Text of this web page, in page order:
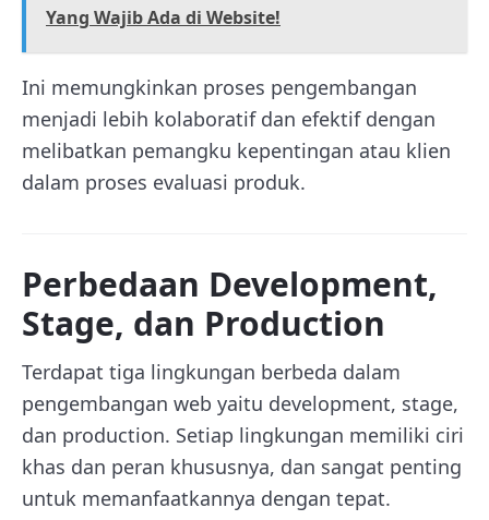
Yang Wajib Ada di Website!
Ini memungkinkan proses pengembangan
menjadi lebih kolaboratif dan efektif dengan
melibatkan pemangku kepentingan atau klien
dalam proses evaluasi produk.
Perbedaan Development,
Stage, dan Production
Terdapat tiga lingkungan berbeda dalam
pengembangan web yaitu development, stage,
dan production. Setiap lingkungan memiliki ciri
khas dan peran khususnya, dan sangat penting
untuk memanfaatkannya dengan tepat.